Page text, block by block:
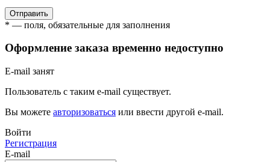
Отправить
* — поля, обязательные для заполнения
Оформление заказа временно недоступно
E-mail занят
Пользователь с таким e-mail существует.
Вы можете авторизоваться или ввести другой e-mail.
Войти
Регистрация
E-mail